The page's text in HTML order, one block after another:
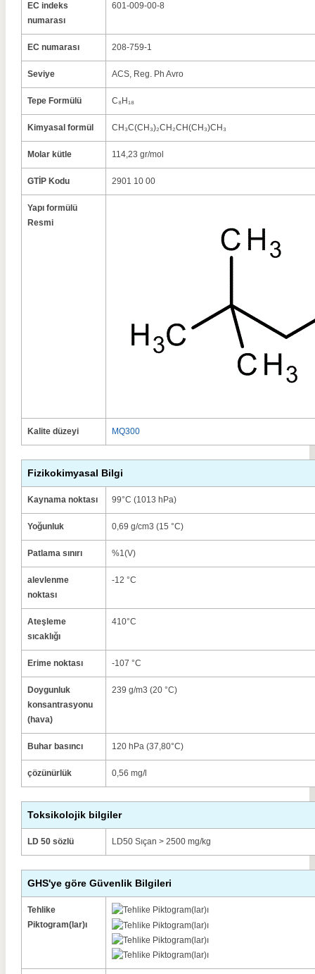
EC indeks
numarası
601-009-00-8
EC numarası 208-759-1
Seviye ACS, Reg. Ph Avro
Tepe Formülü C₈H₁₈
Kimyasal formül CH₃C(CH₃)₂CH₂CH(CH₃)CH₃
Molar kütle 114,23 gr/mol
GTİP Kodu 2901 10 00
Yapı formülü
Resmi
Kalite düzeyi MQ300
Fizikokimyasal Bilgi
Kaynama noktası 99°C (1013 hPa)
Yoğunluk 0,69 g/cm3 (15 °C)
Patlama sınırı %1(V)
alevlenme
noktası
-12 °C
Ateşleme
sıcaklığı
410°C
Erime noktası -107 °C
Doygunluk
konsantrasyonu
(hava)
239 g/m3 (20 °C)
Buhar basıncı 120 hPa (37,80°C)
çözünürlük 0,56 mg/l
Toksikolojik bilgiler
LD 50 sözlü LD50 Sıçan > 2500 mg/kg
GHS'ye göre Güvenlik Bilgileri
Tehlike
Piktogram(lar)ı